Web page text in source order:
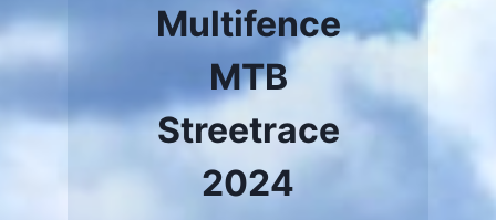
Multifence
MTB
Streetrace
2024